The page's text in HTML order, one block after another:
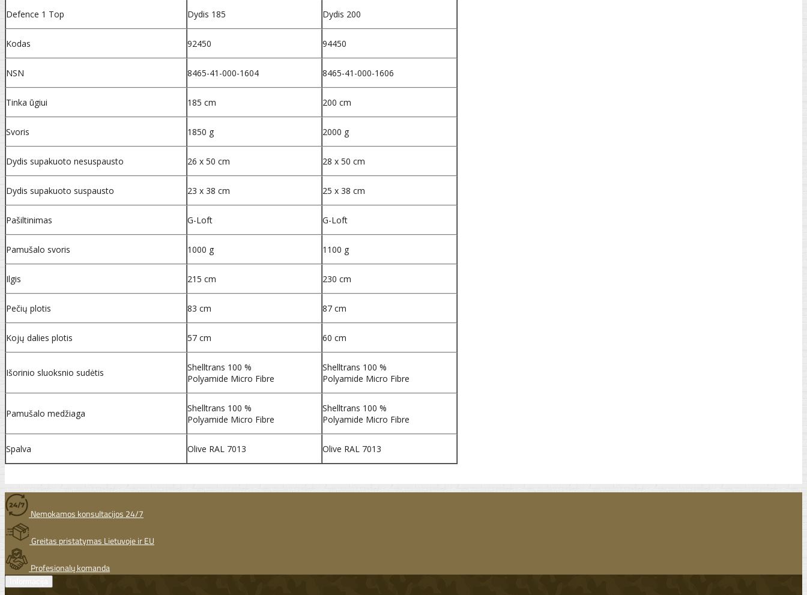
Defence 1 Top Dydis 185 Dydis 200
Kodas 92450 94450
NSN 8465-41-000-1604 8465-41-000-1606
Tinka ūgiui 185 cm 200 cm
Svoris 1850 g 2000 g
Dydis supakuoto nesuspausto 26 x 50 cm 28 x 50 cm
Dydis supakuoto suspausto 23 x 38 cm 25 x 38 cm
Pašiltinimas G-Loft G-Loft
Pamušalo svoris 1000 g 1100 g
Ilgis 215 cm 230 cm
Pečių plotis 83 cm 87 cm
Kojų dalies plotis 57 cm 60 cm
Išorinio sluoksnio sudėtis
Shelltrans 100 %
Polyamide Micro Fibre
Shelltrans 100 %
Polyamide Micro Fibre
Pamušalo medžiaga
Shelltrans 100 %
Polyamide Micro Fibre
Shelltrans 100 %
Polyamide Micro Fibre
Spalva Olive RAL 7013 Olive RAL 7013
Nemokamos konsultacijos 24/7
Greitas pristatymas Lietuvoje ir EU
Profesionalų komanda